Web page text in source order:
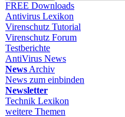
FREE Downloads
Antivirus Lexikon
Virenschutz Tutorial
Virenschutz Forum
Testberichte
AntiVirus News
News Archiv
News zum einbinden
Newsletter
Technik Lexikon
weitere Themen